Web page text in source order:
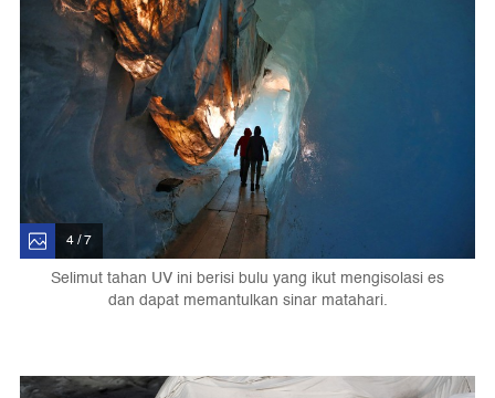
4 / 7
Selimut tahan UV ini berisi bulu yang ikut mengisolasi es
dan dapat memantulkan sinar matahari.